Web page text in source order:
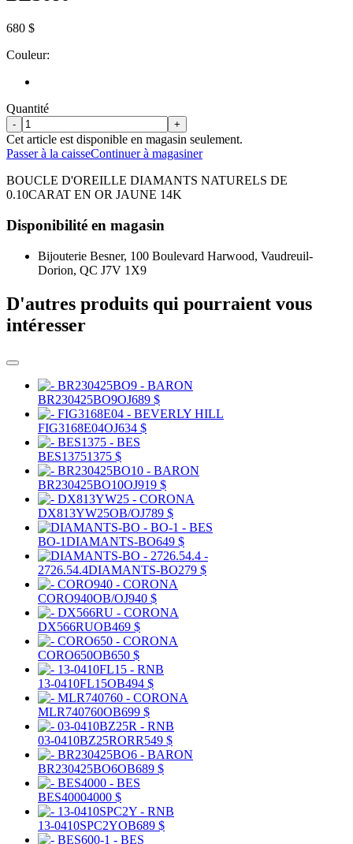
680 $
Couleur:
Quantité
- +
Cet article est disponible en magasin seulement.
Passer à la caisseContinuer à magasiner
BOUCLE D'OREILLE DIAMANTS NATURELS DE
0.10CARAT EN OR JAUNE 14K
Disponibilité en magasin
Bijouterie Besner, 100 Boulevard Harwood, Vaudreuil-
Dorion, QC J7V 1X9
D'autres produits qui pourraient vous
intéresser
BR230425BO9OJ689 $
FIG3168E04OJ634 $
BES13751375 $
BR230425BO10OJ919 $
DX813YW25OB/OJ789 $
BO-1DIAMANTS-BO649 $
2726.54.4DIAMANTS-BO279 $
CORO940OB/OJ940 $
DX566RUOB469 $
CORO650OB650 $
13-0410FL15OB494 $
MLR740760OB699 $
03-0410BZ25RORR549 $
BR230425BO6OB689 $
BES40004000 $
13-0410SPC2YOB689 $